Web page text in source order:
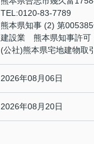
TEL:0120-83-7789
熊本県知事 (2) 第
建設業 熊本県知事許可
(公社)熊本県宅地建物取
2026年08月06日
2026年08月20日